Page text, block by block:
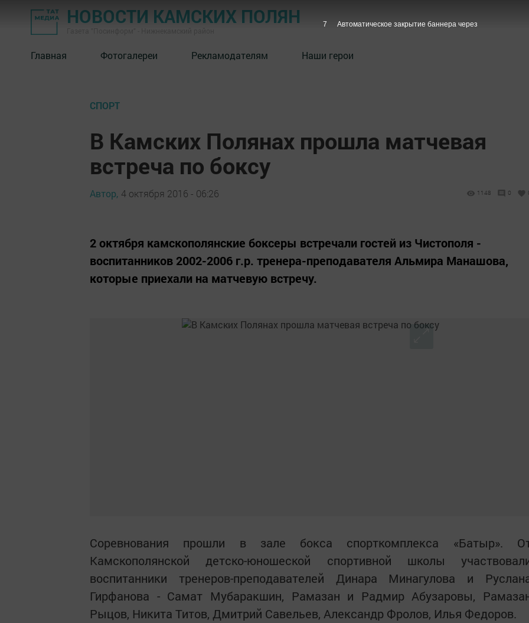
НОВОСТИ КАМСКИХ ПОЛЯН
Главная Фотогалереи Рекламодателям Наши герои
СПОРТ
В Камских Полянах прошла матчевая
встреча по боксу
Автор, 4 октября 2016 - 06:26 1148 0
2 октября камскополянские боксеры встречали гостей из Чистополя -
воспитанников 2002-2006 г.р. тренера-преподавателя Альмира Манашова,
которые приехали на матчевую встречу.
Соревнования прошли в зале бокса спорткомплекса «Батыр».
Камскополянской детско-юношеской спортивной школы
воспитанники тренеров-преподавателей Динара Минагулова и
Гирфанова - Самат Мубаракшин, Рамазан и Радмир Абузаровы,
Рыцов, Никита Титов, Дмитрий Савельев, Александр Фролов, Илья Федоров.
7 Автоматическое закрытие баннера через